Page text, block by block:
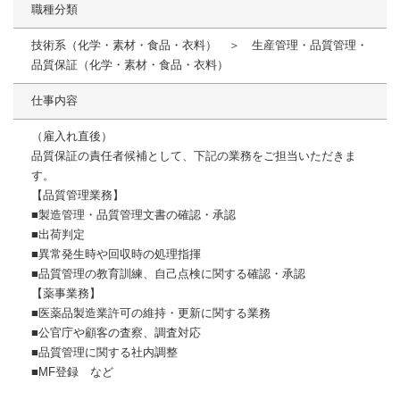
職種分類
技術系（化学・素材・食品・衣料） ＞ 生産管理・品質管理・
品質保証（化学・素材・食品・衣料）
仕事内容
（雇入れ直後）
品質保証の責任者候補として、下記の業務をご担当いただきま
す。
【品質管理業務】
■製造管理・品質管理文書の確認・承認
■出荷判定
■異常発生時や回収時の処理指揮
■品質管理の教育訓練、自己点検に関する確認・承認
【薬事業務】
■医薬品製造業許可の維持・更新に関する業務
■公官庁や顧客の査察、調査対応
■品質管理に関する社内調整
■MF登録 など